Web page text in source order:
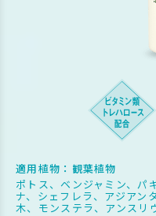
適用植物：観葉植物
ポトス、ベンジャミン、パ
ナ、シェフレラ、アジアン
木、モンステラ、アンスリ